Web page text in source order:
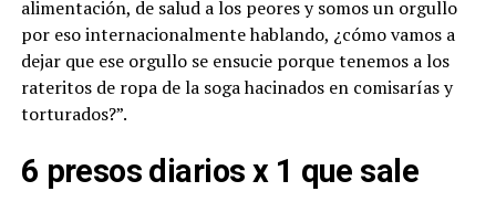
alimentación, de salud a los peores y somos un orgullo
por eso internacionalmente hablando, ¿cómo vamos a
dejar que ese orgullo se ensucie porque tenemos a los
rateritos de ropa de la soga hacinados en comisarías y
torturados?”.
6 presos diarios x 1 que sale